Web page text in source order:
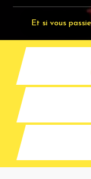
Et si vous